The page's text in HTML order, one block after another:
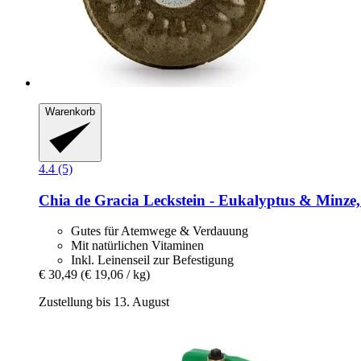
Warenkorb
4.4 (5)
Chia de Gracia Leckstein -​ Eukalyptus &
Gutes für Atemwege & Verdauung
Mit natürlichen Vitaminen
Inkl. Leinenseil zur Befestigung
€ 30,49 (€ 19,06 / kg)
Zustellung bis 13. August